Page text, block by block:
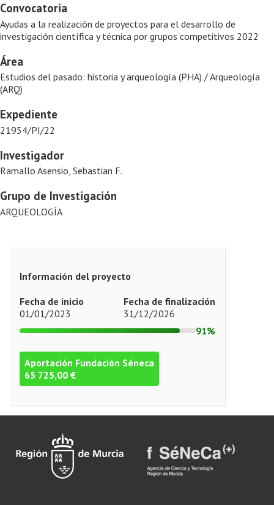
Convocatoria
Ayudas a la realización de proyectos para el desarrollo de
investigación científica y técnica por grupos competitivos 2022
Área
Estudios del pasado: historia y arqueología (PHA) / Arqueología
(ARQ)
Expediente
21954/PI/22
Investigador
Ramallo Asensio, Sebastian F.
Grupo de Investigación
ARQUEOLOGÍA
Información del proyecto
Fecha de inicio
01/01/2023
Fecha de finalización
31/12/2026
91%
Aportación Fundación Séneca
65 725,00 €